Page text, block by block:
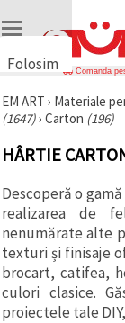
Folosim
uri
🍪 Folosim
cookie-uri
și
similare
pentru a
asigura
funcționarea
corectă a
site-ului,
pentru a vă
îmbunătăți
experiența
și, cu
Comanda
EM ART › Materiale
(1647)› Carton (196)
HÂRTIE
Descoperă o
realizarea de
nenumărate alte
texturi și finisaje
brocart, catifea,
culori clasice.
proiectele tale